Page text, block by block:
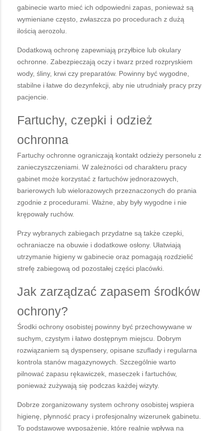
gabinecie warto mieć ich odpowiedni zapas, ponieważ są
wymieniane często, zwłaszcza po procedurach z dużą
ilością aerozolu.
Dodatkową ochronę zapewniają przyłbice lub okulary
ochronne. Zabezpieczają oczy i twarz przed rozpryskiem
wody, śliny, krwi czy preparatów. Powinny być wygodne,
stabilne i łatwe do dezynfekcji, aby nie utrudniały pracy przy
pacjencie.
Fartuchy, czepki i odzież
ochronna
Fartuchy ochronne ograniczają kontakt odzieży personelu z
zanieczyszczeniami. W zależności od charakteru pracy
gabinet może korzystać z fartuchów jednorazowych,
barierowych lub wielorazowych przeznaczonych do prania
zgodnie z procedurami. Ważne, aby były wygodne i nie
krępowały ruchów.
Przy wybranych zabiegach przydatne są także czepki,
ochraniacze na obuwie i dodatkowe osłony. Ułatwiają
utrzymanie higieny w gabinecie oraz pomagają rozdzielić
strefę zabiegową od pozostałej części placówki.
Jak zarządzać zapasem środków
ochrony?
Środki ochrony osobistej powinny być przechowywane w
suchym, czystym i łatwo dostępnym miejscu. Dobrym
rozwiązaniem są dyspensery, opisane szuflady i regularna
kontrola stanów magazynowych. Szczególnie warto
pilnować zapasu rękawiczek, maseczek i fartuchów,
ponieważ zużywają się podczas każdej wizyty.
Dobrze zorganizowany system ochrony osobistej wspiera
higienę, płynność pracy i profesjonalny wizerunek gabinetu.
To podstawowe wyposażenie, które realnie wpływa na